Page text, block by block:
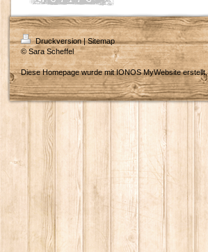
Druckversion| Sitemap
© Sara Scheffel
Diese Homepage wurde mitIONOS MyWebsiteerstellt.